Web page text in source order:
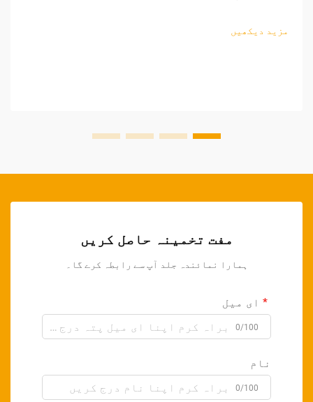
کے اوزار کی ذرائع کاری کی پیچیدگیوں کو سمجھنا...
مزید دیکھیں
مفت تخمینہ حاصل کریں
ہمارا نمائندہ جلد آپ سے رابطہ کرے گا۔
ای میل
0/100
نام
0/100